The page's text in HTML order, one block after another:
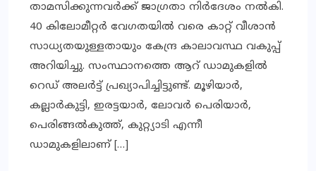
താമസിക്കുന്നവര്‍ക്ക് ജാഗ്രതാ നിര്‍ദേശം നല്‍കി.
40 കിലോമീറ്റര്‍ വേഗതയില്‍ വരെ കാറ്റ് വീശാന്‍
സാധ്യതയുള്ളതായും കേന്ദ്ര കാലാവസ്ഥ വകുപ്പ്
അറിയിച്ചു. സംസ്ഥാനത്തെ ആറ് ഡാമുകളില്‍
റെഡ് അലര്‍ട്ട് പ്രഖ്യാപിച്ചിട്ടുണ്ട്. മൂഴിയാര്‍,
കല്ലാര്‍കുട്ടി, ഇരട്ടയാര്‍, ലോവര്‍ പെരിയാര്‍,
പെരിങ്ങല്‍കുത്ത്, കുറ്റ്യാടി എന്നീ
ഡാമുകളിലാണ് […]